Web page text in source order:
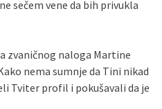
sečem vene da bih privukla
zvaničnog naloga Martine
nema sumnje da Tini nikad
Tviter profil i pokušavali da je